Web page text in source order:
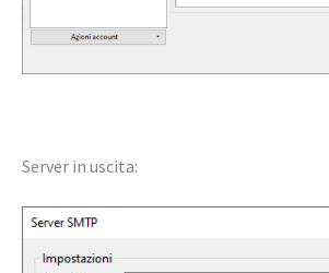
Server in uscita: